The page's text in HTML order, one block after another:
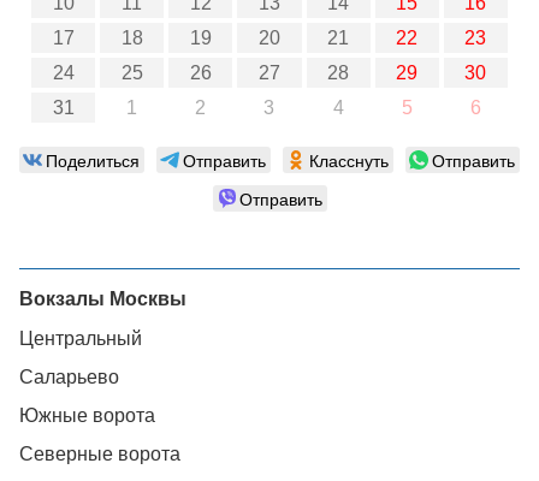
17
18 19 20 21 22
23
24
25 26 27 28 29
30
31
1 2 3 4 5 6
Поделиться Отправить Класснуть
Отправить
Отправить
Вокзалы Москвы
Центральный
Саларьево
Южные ворота
Северные ворота